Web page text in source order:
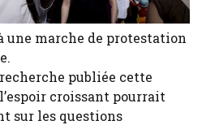
une marche de protestation
publiée cette
croissant pourrait
sur les questions